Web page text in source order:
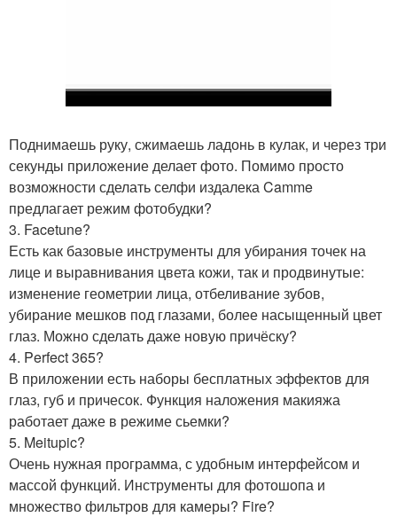
Поднимаешь руку, сжимаешь ладонь в кулак, и через три
секунды приложение делает фото. Помимо просто
возможности сделать селфи издалека Camme
предлагает режим фотобудки?
3. Facetune?
Есть как базовые инструменты для убирания точек на
лице и выравнивания цвета кожи, так и продвинутые:
изменение геометрии лица, отбеливание зубов,
убирание мешков под глазами, более насыщенный цвет
глаз. Можно сделать даже новую причёску?
4. Perfect 365?
В приложении есть наборы бесплатных эффектов для
глаз, губ и причесок. Функция наложения макияжа
работает даже в режиме сьемки?
5. Meitupic?
Очень нужная программа, с удобным интерфейсом и
массой функций. Инструменты для фотошопа и
множество фильтров для камеры? Fire?